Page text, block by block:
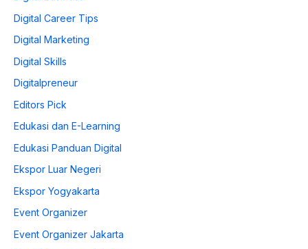
Digital Career Tips
Digital Marketing
Digital Skills
Digitalpreneur
Editors Pick
Edukasi dan E-Learning
Edukasi Panduan Digital
Ekspor Luar Negeri
Ekspor Yogyakarta
Event Organizer
Event Organizer Jakarta